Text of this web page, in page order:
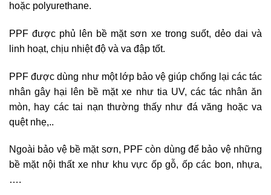
hoặc polyurethane.
PPF được phủ lên bề mặt sơn xe trong suốt, dẻo dai và
linh hoạt, chịu nhiệt độ và va đập tốt.
PPF được dùng như một lớp bảo vệ giúp chống lại các tác
nhân gây hại lên bề mặt xe như tia UV, các tác nhân ăn
mòn, hay các tai nạn thường thấy như đá văng hoặc va
quệt nhẹ,..
Ngoài bảo vệ bề mặt sơn, PPF còn dùng để bảo vệ những
bề mặt nội thất xe như khu vực ốp gỗ, ốp các bon, nhựa,
….